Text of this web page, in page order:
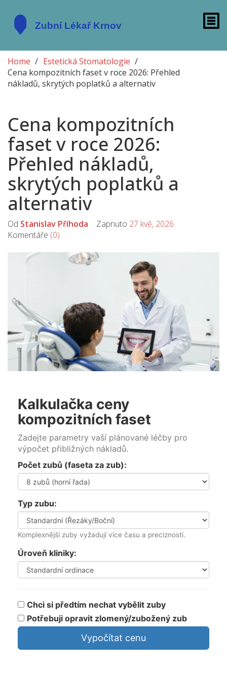
Home
Estetická Stomatologie
Cena kompozitních faset v roce 2026: Přehled
nákladů, skrytých poplatků a alternativ
Cena kompozitních
faset v roce 2026:
Přehled nákladů,
skrytých poplatků a
alternativ
Od Stanislav Příhoda Zapnuto 27 kvě, 2026
Komentáře (0)
Kalkulačka ceny
kompozitních faset
Zadejte parametry vaší plánované léčby pro
výpočet přibližných nákladů.
Počet zubů (faseta za zub):
Typ zubu:
Komplexnější zuby vyžadují více času a preciznosti.
Úroveň kliniky:
Chci si předtím nechat vybělit zuby
Potřebuji opravit zlomený/zubožený zub
Vypočítat cenu